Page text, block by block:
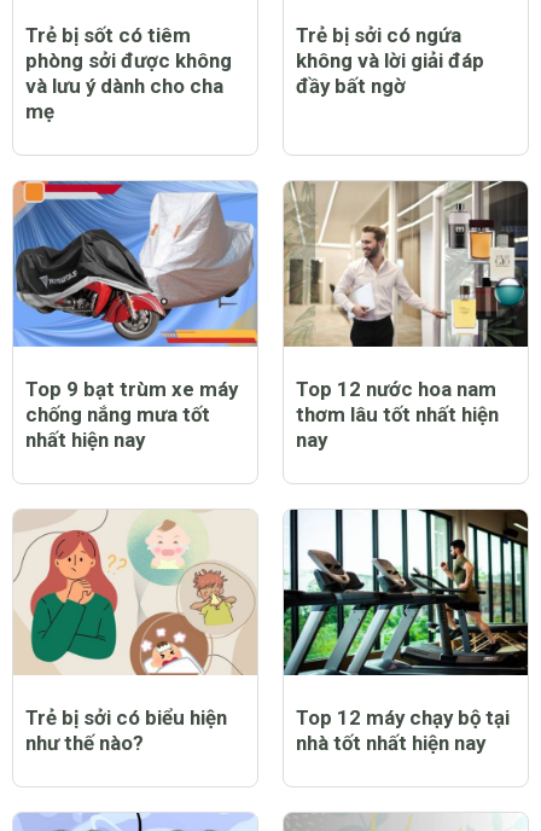
Trẻ bị sốt có tiêm
phòng sởi được không
và lưu ý dành cho cha
mẹ
Trẻ bị sởi có ngứa
không và lời giải đáp
đầy bất ngờ
Top 9 bạt trùm xe máy
chống nắng mưa tốt
nhất hiện nay
Top 12 nước hoa nam
thơm lâu tốt nhất hiện
nay
Trẻ bị sởi có biểu hiện
như thế nào?
Top 12 máy chạy bộ tại
nhà tốt nhất hiện nay